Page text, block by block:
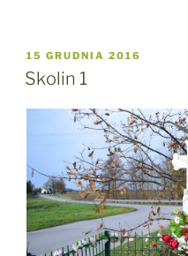
OPUBLIKOWANE
W
15 GRUDNIA 2016
Skolin 1